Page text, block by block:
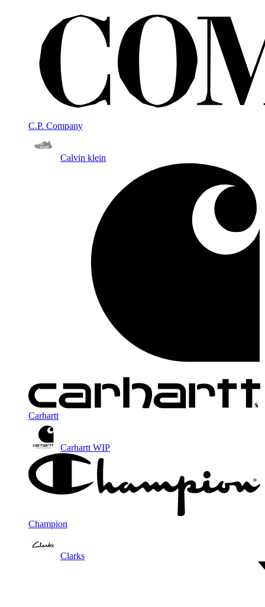
C.P. Company
Calvin klein
Carhartt
Carhartt WIP
Champion
Clarks